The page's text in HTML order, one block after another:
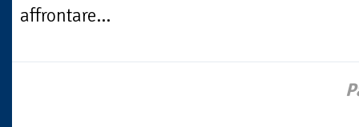
affrontare...